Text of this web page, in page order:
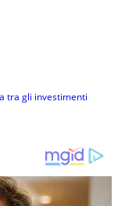
tra gli investimenti